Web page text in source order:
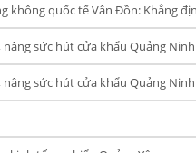
không quốc tế Vân Đồn: Khẳng
sức hút cửa khẩu Quảng Ninh
sức hút cửa khẩu Quảng Ninh